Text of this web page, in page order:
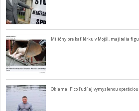
Milióny pre kafilérku v Mojši, majitelia
Oklamal Fico ľudí aj vymyslenou